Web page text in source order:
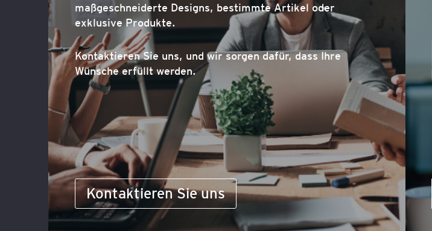
maßgeschneiderte Designs, bestimmte Artikel oder
exklusive Produkte.
Kontaktieren Sie uns, und wir sorgen dafür, dass Ihre
Wünsche erfüllt werden.
Kontaktieren Sie uns